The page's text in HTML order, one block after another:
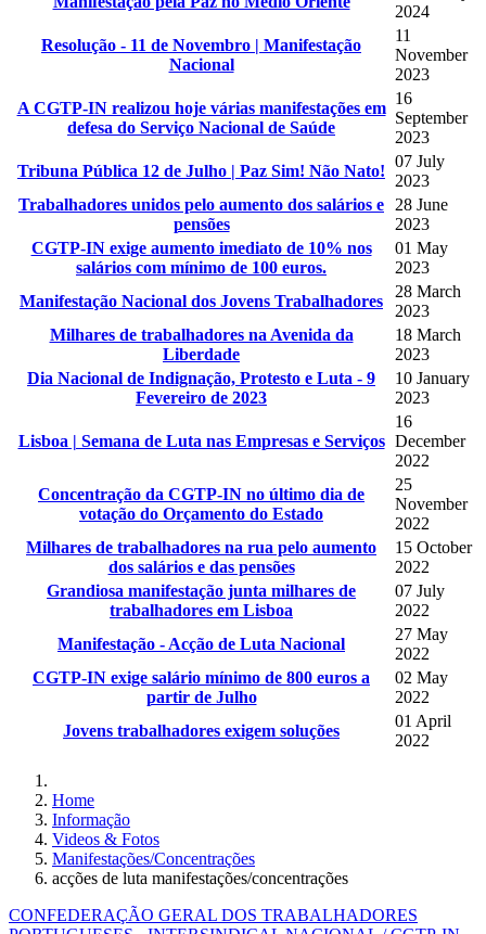
2024
Resolução - 11 de Novembro | Manifestação
Nacional
11
November
2023
A CGTP-IN realizou hoje várias manifestações em
defesa do Serviço Nacional de Saúde
16
September
2023
Tribuna Pública 12 de Julho | Paz Sim! Não Nato!
07 July
2023
Trabalhadores unidos pelo aumento dos salários e
pensões
28 June
2023
CGTP-IN exige aumento imediato de 10% nos
salários com mínimo de 100 euros.
01 May
2023
Manifestação Nacional dos Jovens Trabalhadores
28 March
2023
Milhares de trabalhadores na Avenida da
Liberdade
18 March
2023
Dia Nacional de Indignação, Protesto e Luta - 9
Fevereiro de 2023
10 January
2023
Lisboa | Semana de Luta nas Empresas e Serviços
16
December
2022
Concentração da CGTP-IN no último dia de
votação do Orçamento do Estado
25
November
2022
Milhares de trabalhadores na rua pelo aumento
dos salários e das pensões
15 October
2022
Grandiosa manifestação junta milhares de
trabalhadores em Lisboa
07 July
2022
Manifestação - Acção de Luta Nacional
27 May
2022
CGTP-IN exige salário mínimo de 800 euros a
partir de Julho
02 May
2022
Jovens trabalhadores exigem soluções
01 April
2022
Home
Informação
Videos & Fotos
Manifestações/Concentrações
acções de luta manifestações/concentrações
CONFEDERAÇÃO GERAL DOS TRABALHADORES